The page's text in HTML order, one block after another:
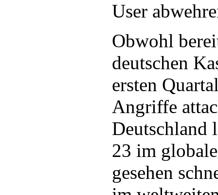
User
Obwohl
deutschen
ersten
Angriffe
Deutschland
23 im
gesehen